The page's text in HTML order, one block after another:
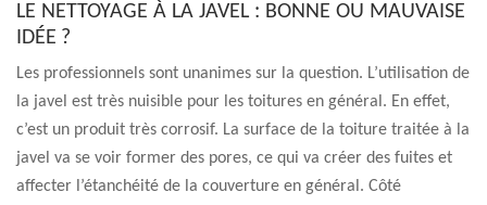
LE NETTOYAGE À LA JAVEL : BONNE OU MAUVAISE
IDÉE ?
Les professionnels sont unanimes sur la question. L’utilisation de
la javel est très nuisible pour les toitures en général. En effet,
c’est un produit très corrosif. La surface de la toiture traitée à la
javel va se voir former des pores, ce qui va créer des fuites et
affecter l’étanchéité de la couverture en général. Côté